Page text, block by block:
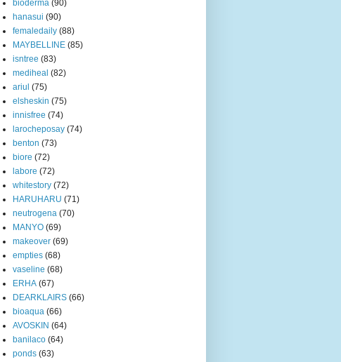
bioderma (90)
hanasui (90)
femaledaily (88)
MAYBELLINE (85)
isntree (83)
mediheal (82)
ariul (75)
elsheskin (75)
innisfree (74)
larocheposay (74)
benton (73)
biore (72)
labore (72)
whitestory (72)
HARUHARU (71)
neutrogena (70)
MANYO (69)
makeover (69)
empties (68)
vaseline (68)
ERHA (67)
DEARKLAIRS (66)
bioaqua (66)
AVOSKIN (64)
banilaco (64)
ponds (63)